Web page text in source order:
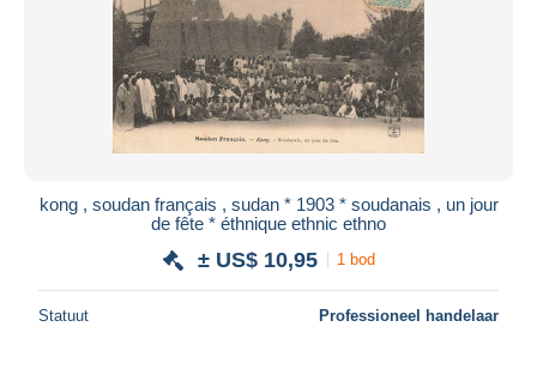
kong , soudan français , sudan * 1903 * soudanais , un jour
de fête * éthnique ethnic ethno
± US$ 10,95 1 bod
Statuut Professioneel handelaar